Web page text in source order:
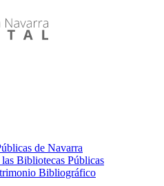
de Navarra
Bibliotecas Públicas
Bibliográfico